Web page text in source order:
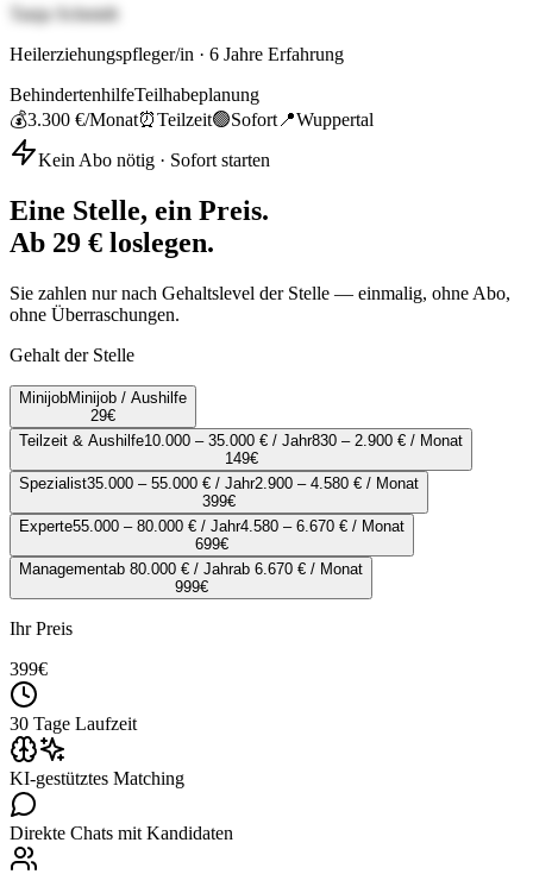
Tanja Schmidt
Heilerziehungspfleger/in · 6 Jahre Erfahrung
BehindertenhilfeTeilhabeplanung
💰3.300 €/Monat⏰Teilzeit🟢Sofort 📍Wuppertal
Kein Abo nötig · Sofort starten
Eine Stelle, ein Preis.
Ab 29 € loslegen.
Sie zahlen nur nach Gehaltslevel der Stelle — einmalig, ohne Abo,
ohne Überraschungen.
Gehalt der Stelle
MinijobMinijob / Aushilfe
29€
Teilzeit & Aushilfe10.000 – 35.000 € / Jahr830 – 2.900 € / Monat
149€
Spezialist35.000 – 55.000 € / Jahr2.900 – 4.580 € / Monat
399€
Experte55.000 – 80.000 € / Jahr4.580 – 6.670 € / Monat
699€
Managementab 80.000 € / Jahrab 6.670 € / Monat
999€
Ihr Preis
399€
30 Tage Laufzeit
KI-gestütztes Matching
Direkte Chats mit Kandidaten